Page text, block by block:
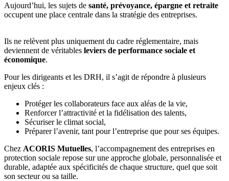
Aujourd’hui, les sujets de santé, prévoyance, épargne et retraite
occupent une place centrale dans la stratégie des entreprises.
Ils ne relèvent plus uniquement du cadre réglementaire, mais
deviennent de véritables leviers de performance sociale et
économique.
Pour les dirigeants et les DRH, il s’agit de répondre à plusieurs
enjeux clés :
Protéger les collaborateurs face aux aléas de la vie,
Renforcer l’attractivité et la fidélisation des talents,
Sécuriser le climat social,
Préparer l’avenir, tant pour l’entreprise que pour ses équipes.
Chez ACORIS Mutuelles, l’accompagnement des entreprises en
protection sociale repose sur une approche globale, personnalisée et
durable, adaptée aux spécificités de chaque structure, quel que soit
son secteur ou sa taille.